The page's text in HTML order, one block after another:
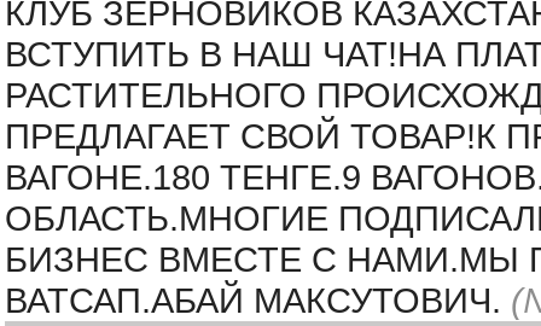
КЛУБ ЗЕРНОВИКОВ
ВСТУПИТЬ В НАШ ЧАТ!НА
РАСТИТЕЛЬНОГО
ПРЕДЛАГАЕТ СВОЙ ТОВАР!К
ВАГОНЕ.180 ТЕНГЕ.9
ОБЛАСТЬ.МНОГИЕ
БИЗНЕС ВМЕСТЕ С НАМИ.МЫ
ВАТСАП.АБАЙ МАКСУТОВИЧ.